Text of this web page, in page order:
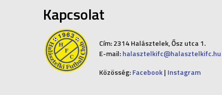
Kapcsolat
Cím:2314 Halásztelek, Ősz utca 1.
E-mail: halasztelkifc@halasztelkifc.hu
Közösség: Facebook| Instagram